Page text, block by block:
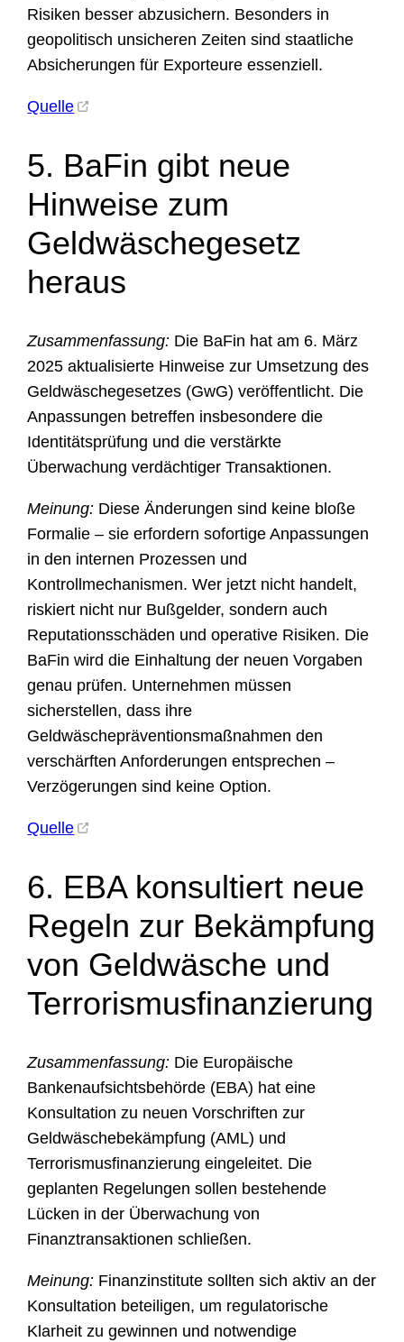
Risiken besser abzusichern. Besonders in
geopolitisch unsicheren Zeiten sind staatliche
Absicherungen für Exporteure essenziell.
Quelle
5. BaFin gibt neue
Hinweise zum
Geldwäschegesetz
heraus
Zusammenfassung: Die BaFin hat am 6. März
2025 aktualisierte Hinweise zur Umsetzung des
Geldwäschegesetzes (GwG) veröffentlicht. Die
Anpassungen betreffen insbesondere die
Identitätsprüfung und die verstärkte
Überwachung verdächtiger Transaktionen.
Meinung: Diese Änderungen sind keine bloße
Formalie – sie erfordern sofortige Anpassungen
in den internen Prozessen und
Kontrollmechanismen. Wer jetzt nicht handelt,
riskiert nicht nur Bußgelder, sondern auch
Reputationsschäden und operative Risiken. Die
BaFin wird die Einhaltung der neuen Vorgaben
genau prüfen. Unternehmen müssen
sicherstellen, dass ihre
Geldwäschepräventionsmaßnahmen den
verschärften Anforderungen entsprechen –
Verzögerungen sind keine Option.
Quelle
6. EBA konsultiert neue
Regeln zur Bekämpfung
von Geldwäsche und
Terrorismusfinanzierung
Zusammenfassung: Die Europäische
Bankenaufsichtsbehörde (EBA) hat eine
Konsultation zu neuen Vorschriften zur
Geldwäschebekämpfung (AML) und
Terrorismusfinanzierung eingeleitet. Die
geplanten Regelungen sollen bestehende
Lücken in der Überwachung von
Finanztransaktionen schließen.
Meinung: Finanzinstitute sollten sich aktiv an der
Konsultation beteiligen, um regulatorische
Klarheit zu gewinnen und notwendige